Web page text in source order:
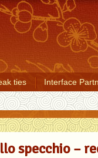
ties
Interface
specchio –